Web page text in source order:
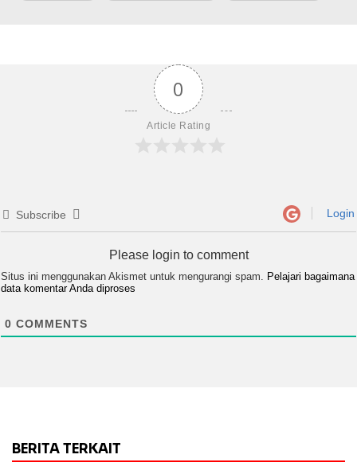
0
Article Rating
Subscribe Login
Please login to comment
Situs ini menggunakan Akismet untuk mengurangi spam. Pelajari bagaimana
data komentar Anda diproses
0 COMMENTS
BERITA TERKAIT